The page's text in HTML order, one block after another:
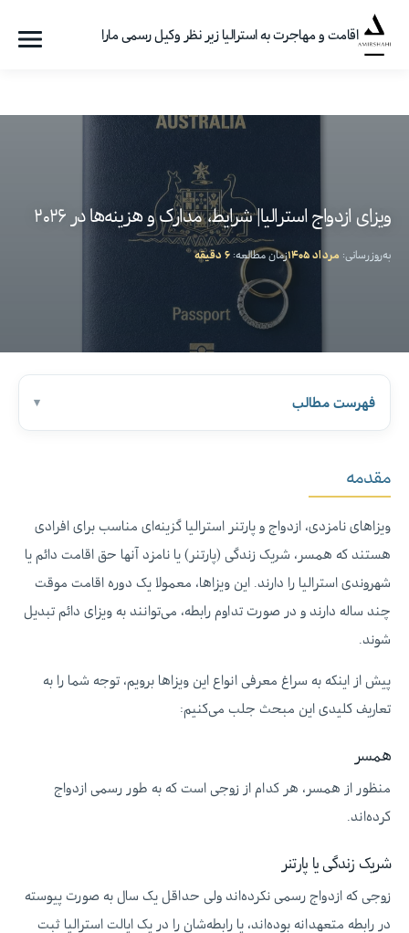
اقامت و مهاجرت به استرالیا زیر نظر وکیل رسمی مارا
ویزای ازدواج استرالیا| شرایط، مدارک و هزینه‌ها در ۲۰۲۶
به‌روزرسانی: مرداد ۱۴۰۵ زمان مطالعه: ۶ دقیقه
فهرست مطالب
مقدمه
ویزاهای نامزدی، ازدواج و پارتنر استرالیا گزینه‌ای مناسب برای افرادی
هستند که همسر، شریک زندگی (پارتنر) یا نامزد آنها حق اقامت دائم یا
شهروندی استرالیا را دارند. این ویزاها، معمولا یک دوره اقامت موقت
چند ساله دارند و در صورت تداوم رابطه، می‌توانند به ویزای دائم تبدیل
شوند.
پیش از اینکه به سراغ معرفی انواع این ویزاها برویم، توجه شما را به
تعاریف کلیدی این مبحث جلب می‌کنیم:
همسر
منظور از همسر، هر کدام از زوجی است که به طور رسمی ازدواج
کرده‌اند.
شریک زندگی یا پارتنر
زوجی که ازدواج رسمی نکرده‌اند ولی حداقل یک سال به صورت پیوسته
در رابطه متعهدانه بوده‌اند، یا رابطه‌شان را در یک ایالت استرالیا ثبت